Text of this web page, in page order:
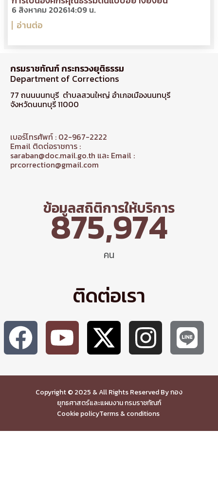
6 สิงหาคม 202614:09 น.
อ่านต่อ
กรมราชทัณฑ์ กระทรวงยุติธรรม
Department of Corrections
77 ถนนนนทบุรี ตำบลสวนใหญ่ อำเภอเมืองนนทบุรี
จังหวัดนนทบุรี 11000
เบอร์โทรศัพท์ : 02-967-2222
Email ติดต่อราชการ :
saraban@doc.mail.go.th และ Email :
prcorrection@gmail.com
ข้อมูลสถิติการให้บริการ
คน
875,974
ติดต่อเรา
Copyright © 2025 & All Rights Reserved By กอง
ยุทธศาสตร์และแผนงาน กรมราชทัณฑ์
Cookie policyTerms & conditions